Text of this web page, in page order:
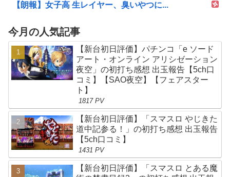
【朗報】女子高 生レイヤー、臭いやつに...
今月の人気記事
【新台初日評価】パチンコ「e ソード
アート・オンライン アリシゼーション
夜空」の初打ち感想 出玉報告【5ch口
コミ】【SAO夜空】【フェアスター
ト】
1817 PV
【新台初日評価】「スマスロ やじきた
道中記参る！」の初打ち感想 出玉報告
【5ch口コミ】
1431 PV
【新台初日評価】「スマスロ とある魔